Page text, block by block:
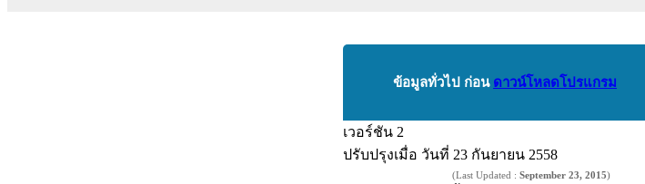
ข้อมูลทั่วไป ก่อน ดาวน์โหลดโปรแกรม
เวอร์ชัน 2
ปรับปรุงเมื่อ วันที่ 23 กันยายน 2558
(Last Updated : September 23, 2015)